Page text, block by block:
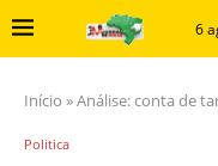
6
Início »Análise: conta de
Politica